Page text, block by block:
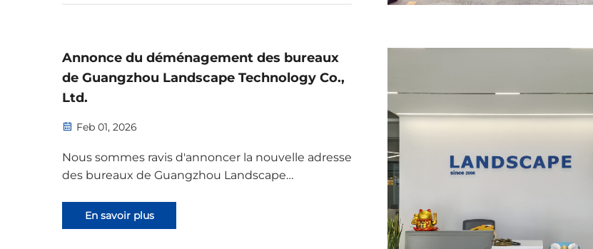
Annonce du déménagement des bureaux
de Guangzhou Landscape Technology Co.,
Ltd.
Feb 01, 2026
Nous sommes ravis d'annoncer la nouvelle adresse
des bureaux de Guangzhou Landscape
la collaboration, la capacité d'adaptation et le
service client. En savoir plus dès aujourd'hui.
En savoir plus